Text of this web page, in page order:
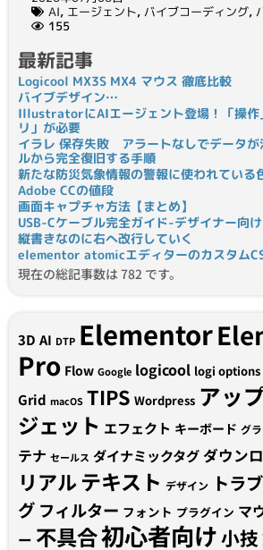
AI, エージェント, バイブコーディング,
155
最新記事
Logicool MX3S MX4 マウス 徹底比較
バイブデザイン…
IllustratorにAIエージェント登場！「操作
リ」が必要
イラレ 保存失敗 アラートなしでデータ
ルから完全復旧する手順
新たな防災気象情報の警報に使われている
Adobe CCの値段
画面キャプチャ方法【まとめ】
USB-Cケーブル完全ガイド-デザイナー向け
縦書きなのに右へ改行していく
elementor atomicエディターのカスタム
現在の総記事数は 782 です。
3D AI DTP Elementor
Pro Flow Google logicool logi options
Grid macOS TIPS Wordpress アッ
ジェット エフェクト キーボード グ
テナ セールス ダイナミックタグダウン
リアルテキスト デザイン トラ
グ フィルター フォント プラグイン マ
ー 不具合初心者向け小技